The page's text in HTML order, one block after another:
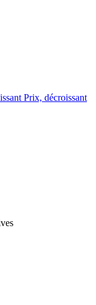
Prix, décroissant